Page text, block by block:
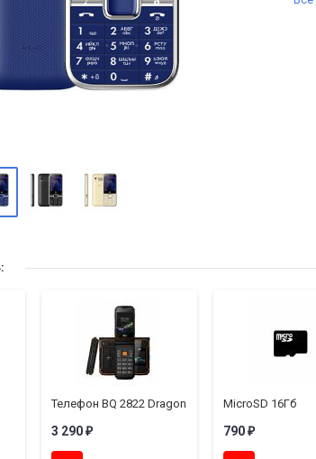
Телефон BQ 2822 Dragon
3 290 ₽
MicroSD 16Гб
790 ₽